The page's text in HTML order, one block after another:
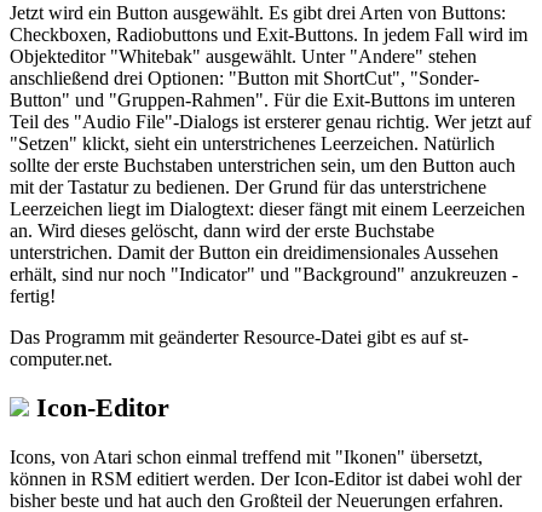
Jetzt wird ein Button ausgewählt. Es gibt drei Arten von Buttons:
Checkboxen, Radiobuttons und Exit-Buttons. In jedem Fall wird im
Objekteditor "Whitebak" ausgewählt. Unter "Andere" stehen
anschließend drei Optionen: "Button mit ShortCut", "Sonder-
Button" und "Gruppen-Rahmen". Für die Exit-Buttons im unteren
Teil des "Audio File"-Dialogs ist ersterer genau richtig. Wer jetzt auf
"Setzen" klickt, sieht ein unterstrichenes Leerzeichen. Natürlich
sollte der erste Buchstaben unterstrichen sein, um den Button auch
mit der Tastatur zu bedienen. Der Grund für das unterstrichene
Leerzeichen liegt im Dialogtext: dieser fängt mit einem Leerzeichen
an. Wird dieses gelöscht, dann wird der erste Buchstabe
unterstrichen. Damit der Button ein dreidimensionales Aussehen
erhält, sind nur noch "Indicator" und "Background" anzukreuzen -
fertig!
Das Programm mit geänderter Resource-Datei gibt es auf st-
computer.net.
Icon-Editor
Icons, von Atari schon einmal treffend mit "Ikonen" übersetzt,
können in RSM editiert werden. Der Icon-Editor ist dabei wohl der
bisher beste und hat auch den Großteil der Neuerungen erfahren.